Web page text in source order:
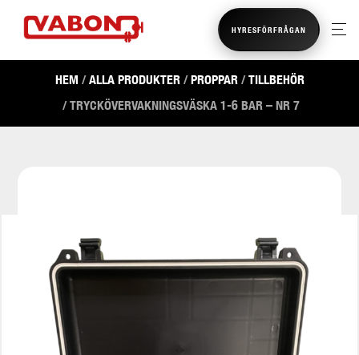
HYRESFÖRFRÅGAN
HEM /ALLA PRODUKTER/PROPPAR/TILLBEHÖR
/ TRYCKÖVERVAKNINGSVÄSKA 1-6 BAR – NR 7